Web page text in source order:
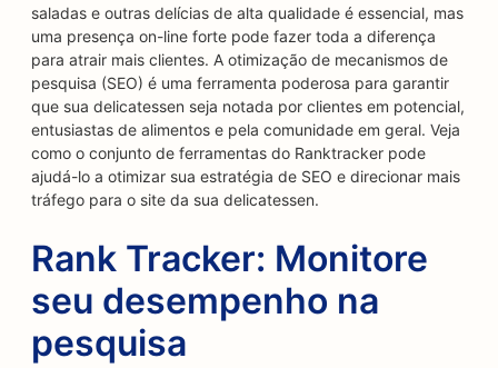
saladas e outras delícias de alta qualidade é essencial, mas
uma presença on-line forte pode fazer toda a diferença
para atrair mais clientes. A otimização de mecanismos de
pesquisa (SEO) é uma ferramenta poderosa para garantir
que sua delicatessen seja notada por clientes em potencial,
entusiastas de alimentos e pela comunidade em geral. Veja
como o conjunto de ferramentas do Ranktracker pode
ajudá-lo a otimizar sua estratégia de SEO e direcionar mais
tráfego para o site da sua delicatessen.
Rank Tracker: Monitore
seu desempenho na
pesquisa